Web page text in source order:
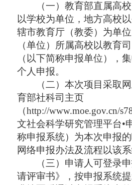
（一）教育部直属高校
以学校为单位，地方高校
辖市教育厅（教委）为单
（单位）所属高校以教育
（以下简称申报单位），
个人申报。
（二）本次项目采取网
育部社科司主页
（http://www.moe.gov.cn/
文社会科学研究管理平台•
称申报系统）为本次申报
网络申报办法及流程以该系
（三）申请人可登录
请评审书》，按申报系统